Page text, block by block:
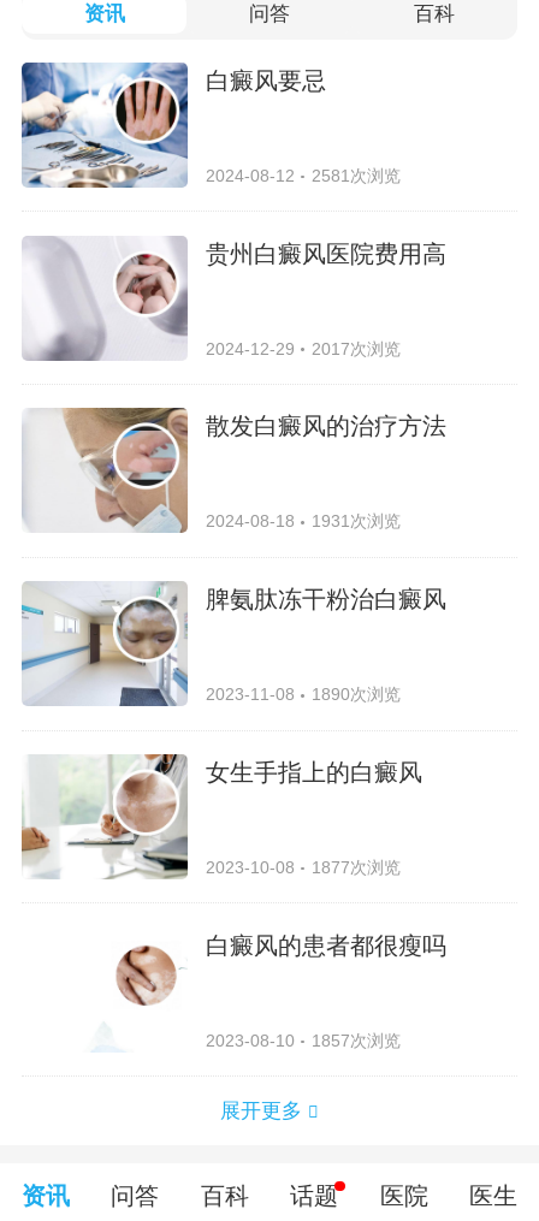
资讯 问答 百科
白癜风要忌
2024-08-12 2581次浏览
贵州白癜风医院费用高
2024-12-29 2017次浏览
散发白癜风的治疗方法
2024-08-18 1931次浏览
脾氨肽冻干粉治白癜风
2023-11-08 1890次浏览
女生手指上的白癜风
2023-10-08 1877次浏览
白癜风的患者都很瘦吗
2023-08-10 1857次浏览
展开更多
资讯 问答 百科 话题 医院 医生